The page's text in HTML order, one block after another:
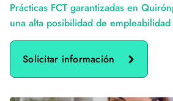
Prácticas FCT garantizadas en
una alta posibilidad de empleabilidad
Solicitar información